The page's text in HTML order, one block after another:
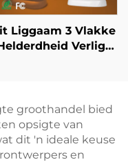
Liggaam 3 Vlakke
Verlig
Boekleeslig
groothandel bied
opsigte van
dit 'n ideale keuse
en